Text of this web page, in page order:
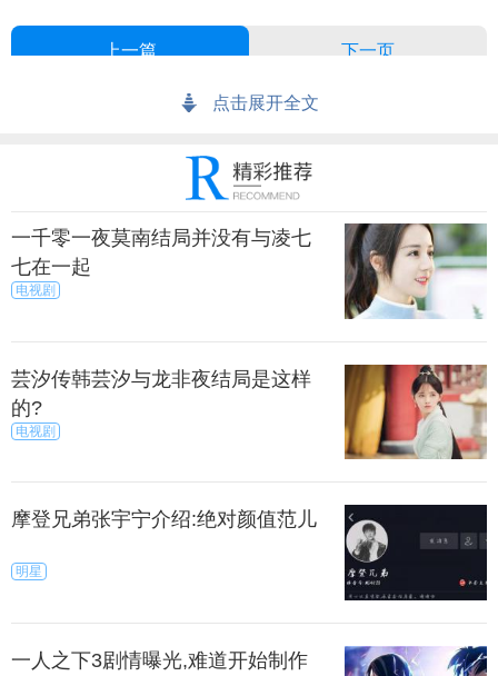
上一篇 下一页
点击展开全文
一千零一夜莫南结局并没有与凌七
七在一起
电视剧
芸汐传韩芸汐与龙非夜结局是这样
的?
电视剧
摩登兄弟张宇宁介绍:绝对颜值范儿
明星
一人之下3剧情曝光,难道开始制作